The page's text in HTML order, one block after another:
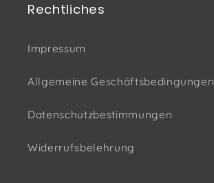
Rechtliches
Impressum
Allgemeine Geschäftsbedingungen
Datenschutzbestimmungen
Widerrufsbelehrung